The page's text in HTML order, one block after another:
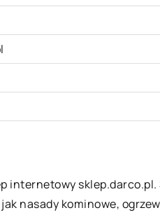
internetowy sklep.darco.pl
nasady kominowe,